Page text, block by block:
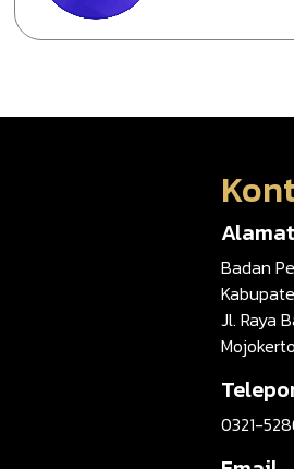
Alamat
Badan
Jl. Raya
Mojokerto
0321-